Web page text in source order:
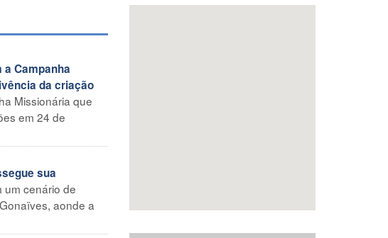
a Campanha
da criação
Missionária que
em 24 de
sua
um cenário de
aonde a